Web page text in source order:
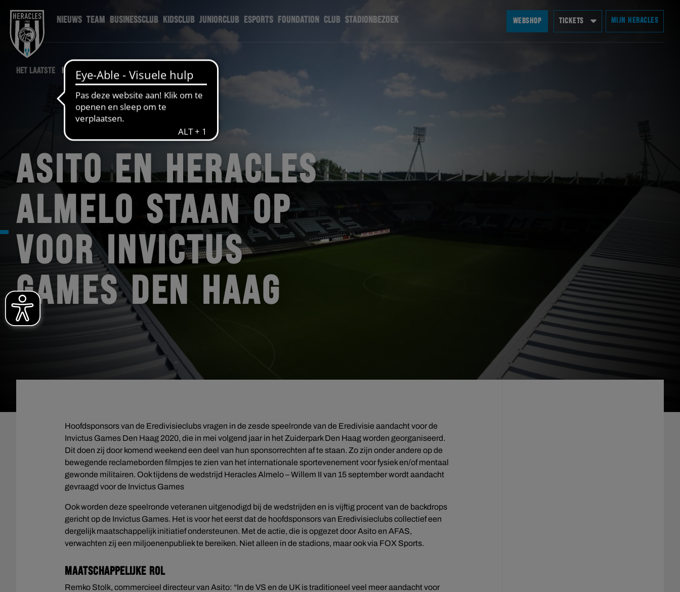
NIEUWS TEAM BUSINESSCLUB KIDSCLUB JUNIORCLUB ESPORTS FOUNDATION CLUB STADIONBEZOEK WEBSHOP TICKETS MIJN HERACLES
HET LAATSTE HERACLES NIEUWS
ASITO EN HERACLES
ALMELO STAAN OP
VOOR INVICTUS
GAMES DEN HAAG
Hoofdsponsors van de Eredivisieclubs vragen in de zesde speelronde van de Eredivisie aandacht voor de
Invictus Games Den Haag 2020, die in mei volgend jaar in het Zuiderpark Den Haag worden georganiseerd.
Dit doen zij door komend weekend een deel van hun sponsorrechten af te staan. Zo zijn onder andere op de
bewegende reclameborden filmpjes te zien van het internationale sportevenement voor fysiek en/of mentaal
gewonde militairen. Ook tijdens de wedstrijd Heracles Almelo – Willem II van 15 september wordt aandacht
gevraagd voor de Invictus Games
Ook worden deze speelronde veteranen uitgenodigd bij de wedstrijden en is vijftig procent van de backdrops
gericht op de Invictus Games. Het is voor het eerst dat de hoofdsponsors van Eredivisieclubs collectief een
dergelijk maatschappelijk initiatief ondersteunen. Met de actie, die is opgezet door Asito en AFAS,
verwachten zij een miljoenenpubliek te bereiken. Niet alleen in de stadions, maar ook via FOX Sports.
Maatschappelijke rol
Remko Stolk, commercieel directeur van Asito: “In de VS en de UK is traditioneel veel meer aandacht voor